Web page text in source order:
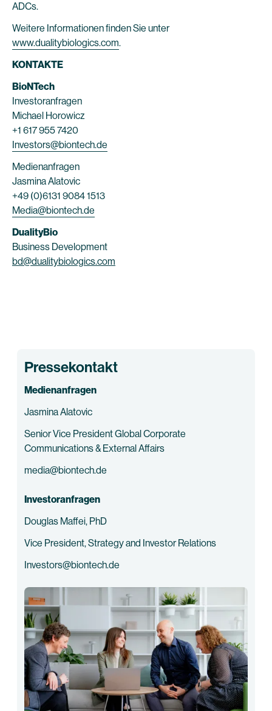
ADCs.
Weitere Informationen finden Sie unter
www.dualitybiologics.com.
KONTAKTE
BioNTech
Investoranfragen
Michael Horowicz
+1 617 955 7420
Investors@biontech.de
Medienanfragen
Jasmina Alatovic
+49 (0)6131 9084 1513
Media@biontech.de
DualityBio
Business Development
bd@dualitybiologics.com
Pressekontakt
Medienanfragen
Jasmina Alatovic
Senior Vice President Global Corporate
Communications & External Affairs
media@biontech.de
Investoranfragen
Douglas Maffei, PhD
Vice President, Strategy and Investor Relations
Investors@biontech.de